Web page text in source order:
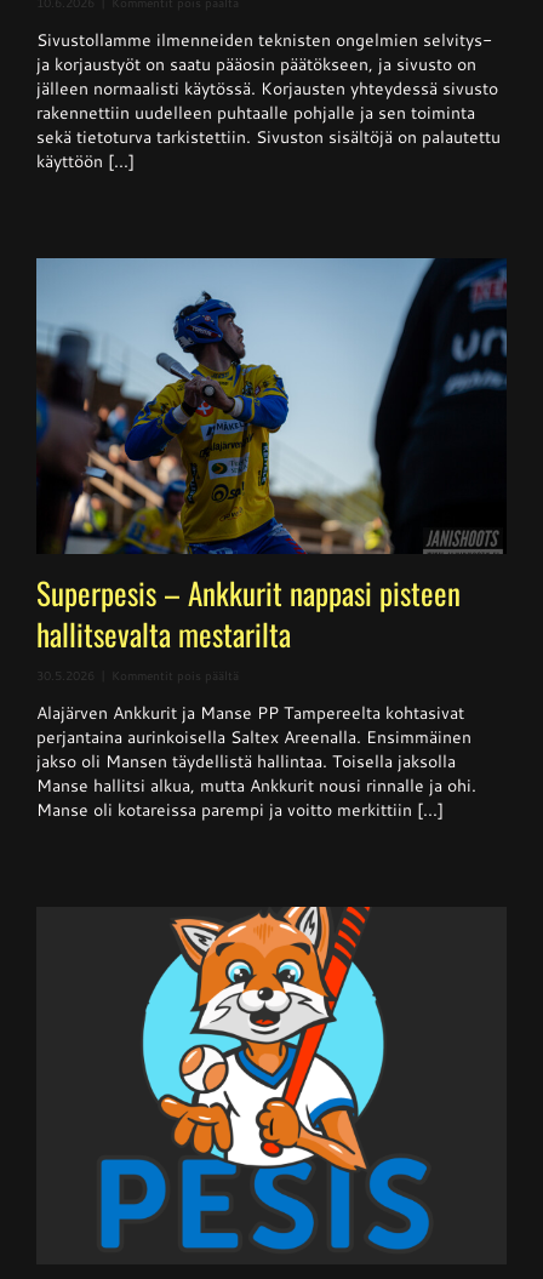
jälleen
normaalisti
käytössä
Sivustollamme ilmenneiden teknisten ongelmien selvitys-
ja korjaustyöt on saatu pääosin päätökseen, ja sivusto on
jälleen normaalisti käytössä. Korjausten yhteydessä sivusto
rakennettiin uudelleen puhtaalle pohjalle ja sen toiminta
sekä tietoturva tarkistettiin. Sivuston sisältöjä on palautettu
käyttöön [...]
Superpesis – Ankkurit nappasi pisteen
hallitsevalta mestarilta
30.5.2026 Kommentit pois päältä
–
Ankkurit
nappasi
pisteen
hallitsevalta
mestarilta
Alajärven Ankkurit ja Manse PP Tampereelta kohtasivat
perjantaina aurinkoisella Saltex Areenalla. Ensimmäinen
jakso oli Mansen täydellistä hallintaa. Toisella jaksolla
Manse hallitsi alkua, mutta Ankkurit nousi rinnalle ja ohi.
Manse oli kotareissa parempi ja voitto merkittiin [...]